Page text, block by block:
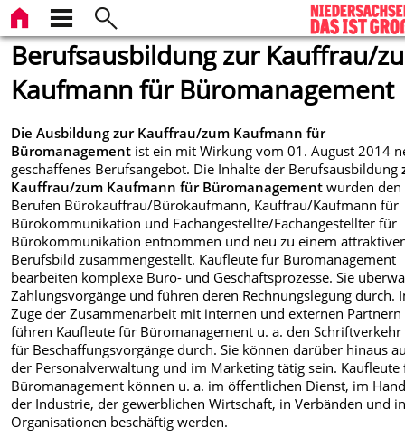
Berufsausbildung zur Kauffrau/
Kaufmann für Büromanagement
Die Ausbildung zur Kauffrau/zum Kaufmann für
Büromanagement ist ein mit Wirkung vom 01. August 2014
geschaffenes Berufsangebot. Die Inhalte der Berufsausbildung
Kauffrau/zum Kaufmann für Büromanagement wurden
Berufen Bürokauffrau/Bürokaufmann, Kauffrau/Kaufmann für
Bürokommunikation und Fachangestellte/Fachangestellter für
Bürokommunikation entnommen und neu zu einem
Berufsbild zusammengestellt. Kaufleute für Büromanagement
bearbeiten komplexe Büro- und Geschäftsprozesse. Sie
Zahlungsvorgänge und führen deren Rechnungslegung durch.
Zuge der Zusammenarbeit mit internen und externen Partnern
führen Kaufleute für Büromanagement u. a. den Schriftverkehr
für Beschaffungsvorgänge durch. Sie können darüber hinaus
der Personalverwaltung und im Marketing tätig sein. Kaufleute
Büromanagement können u. a. im öffentlichen Dienst, im
der Industrie, der gewerblichen Wirtschaft, in Verbänden und
Organisationen beschäftig werden.